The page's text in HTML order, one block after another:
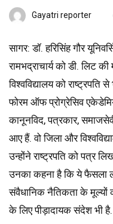
Gayatri reporter
सागर: डॉ. हरिसिंह गौर
रामभद्राचार्य को डी. लिट
विश्वविद्यालय को
फोरम ऑफ प्रोग्रेसिव
कानूनविद, पत्रकार,
आए हैं. वो जिला और
उन्होंने राष्ट्रपति को पत्र
उनका कहना है कि ये फैसला
संवैधानिक नैतिकता के मूल्यों
के लिए पीड़ादायक संदेश भी है.